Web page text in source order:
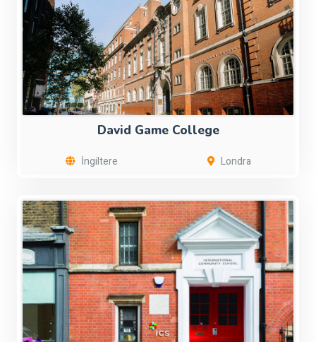
David Game College
İngiltere Londra